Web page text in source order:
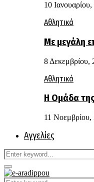
10
Αθλητικά
Με μεγάλη
8 Δεκεμβρίου,
Αθλητικά
Η Ομάδα
11 Νοεμβρίου,
Αγγελίες
Search
for:
Primary
Menu